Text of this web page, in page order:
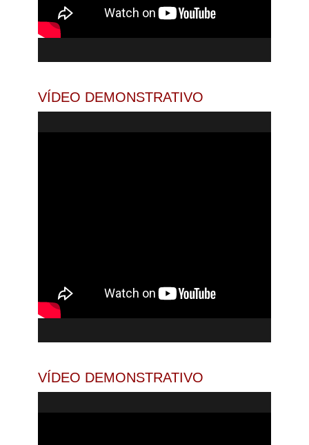
VÍDEO DEMONSTRATIVO
VÍDEO DEMONSTRATIVO